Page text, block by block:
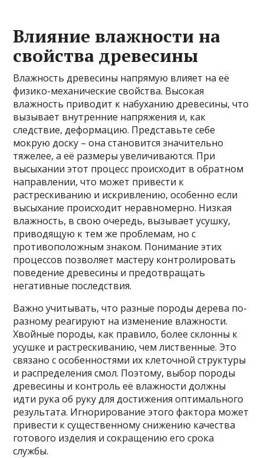
Влияние влажности на
свойства древесины
Влажность древесины напрямую влияет на её
физико-механические свойства. Высокая
влажность приводит к набуханию древесины, что
вызывает внутренние напряжения и, как
следствие, деформацию. Представьте себе
мокрую доску – она становится значительно
тяжелее, а её размеры увеличиваются. При
высыхании этот процесс происходит в обратном
направлении, что может привести к
растрескиванию и искривлению, особенно если
высыхание происходит неравномерно. Низкая
влажность, в свою очередь, вызывает усушку,
приводящую к тем же проблемам, но с
противоположным знаком. Понимание этих
процессов позволяет мастеру контролировать
поведение древесины и предотвращать
негативные последствия.
Важно учитывать, что разные породы дерева по-
разному реагируют на изменение влажности.
Хвойные породы, как правило, более склонны к
усушке и растрескиванию, чем лиственные. Это
связано с особенностями их клеточной структуры
и распределения смол. Поэтому, выбор породы
древесины и контроль её влажности должны
идти рука об руку для достижения оптимального
результата. Игнорирование этого фактора может
привести к существенному снижению качества
готового изделия и сокращению его срока
службы.